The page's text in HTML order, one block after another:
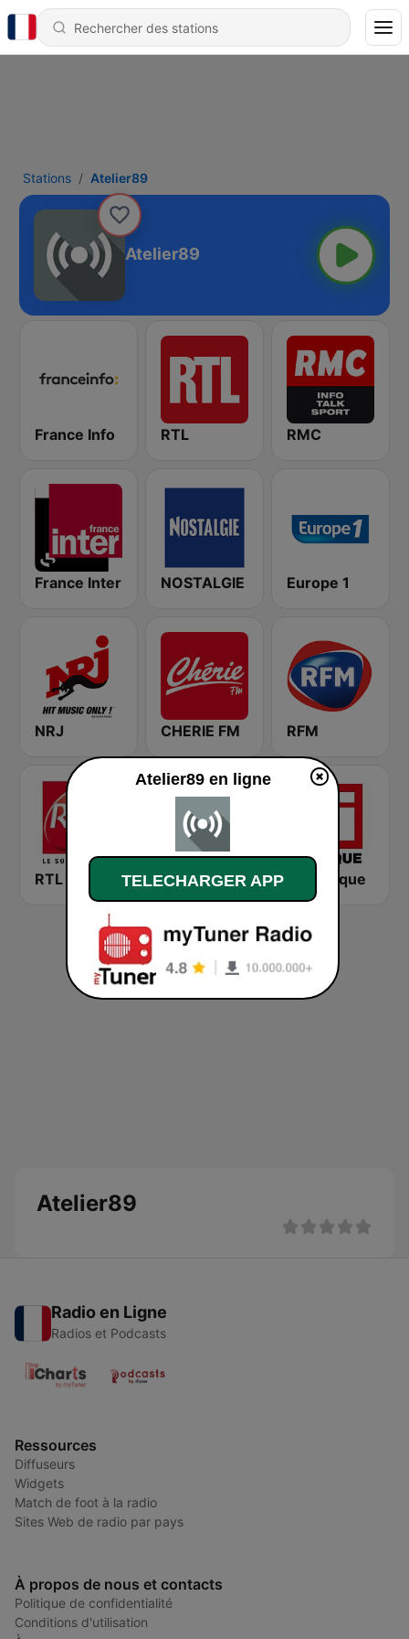
Stations Atelier89
Atelier89
France Info RTL RMC
France Inter NOSTALGIE Europe 1
NRJ CHERIE FM RFM
RTL 2 Montecarlo al doualiya (مونت كارلو الدولية) RFI Afrique
Atelier89
Radio en Ligne
Radios et Podcasts
Ressources
Diffuseurs
Widgets
Match de foot à la radio
Sites Web de radio par pays
À propos de nous et contacts
Politique de confidentialité
Conditions d'utilisation
Atelier89 en ligne
TELECHARGER APP